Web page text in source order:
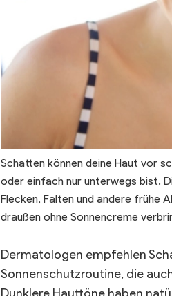
Schatten können deine Haut vor
oder einfach nur unterwegs bist.
Flecken, Falten und andere frühe
draußen ohne Sonnencreme
Dermatologen empfehlen
Sonnenschutzroutine, die